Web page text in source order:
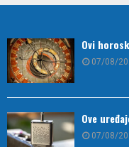
Ovi
07/08/
Ove
07/08/